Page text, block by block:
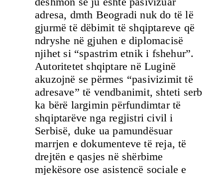
adresa, dmth Beogradi nuk do të lë
gjurmë të dëbimit të shqiptareve që
ndryshe në gjuhen e diplomacisë
njihet si “spastrim etnik i fshehur”.
Autoritetet shqiptare në Luginë
akuzojnë se përmes “pasivizimit të
adresave” të vendbanimit, shteti serb
ka bërë largimin përfundimtar të
shqiptarëve nga regjistri civil i
Serbisë, duke ua pamundësuar
marrjen e dokumenteve të reja, të
drejtën e qasjes në shërbime
mjekësore ose asistencë sociale e